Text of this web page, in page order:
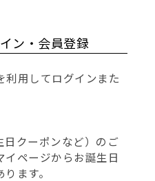
ン・会員登録
利用してログインまた
クーポンなど）のご
ページからお誕生日
ます。